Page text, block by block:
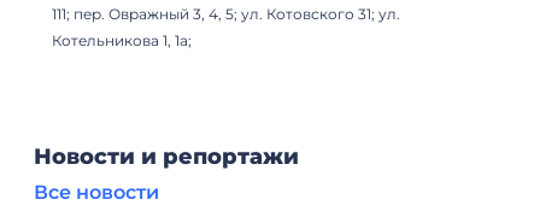
111; пер. Овражный 3, 4, 5; ул. Котовского 31; ул.
Котельникова 1, 1а;
Новости и репортажи
Все новости